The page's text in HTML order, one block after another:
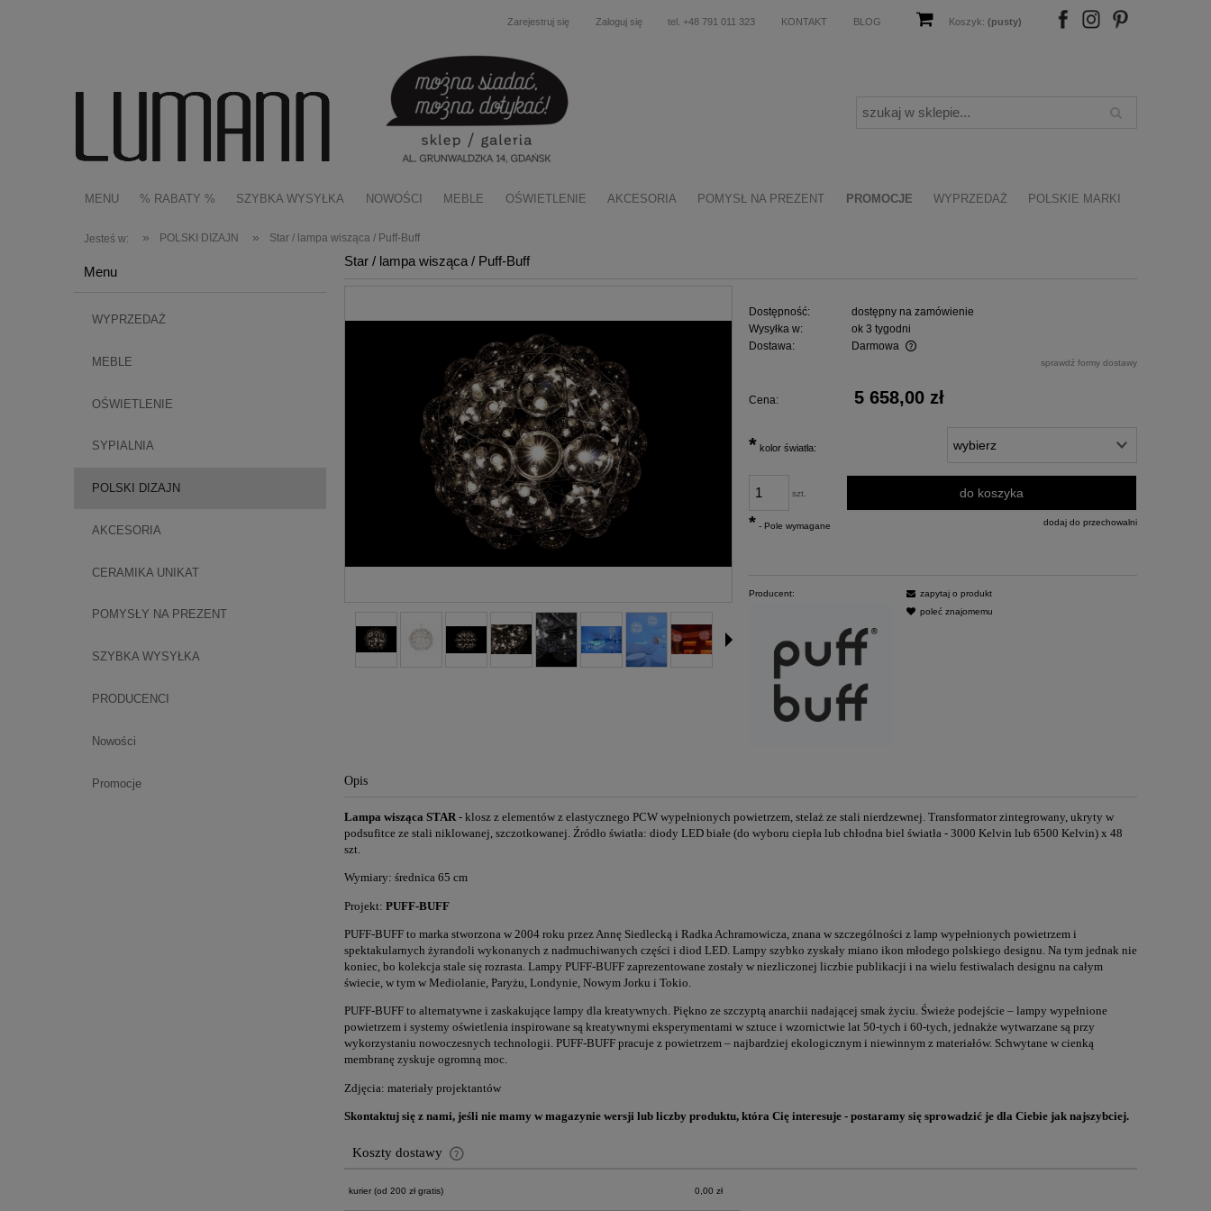
Zarejestruj się Zaloguj się tel. +48 791 011 323 KONTAKT BLOG Koszyk: (pusty) FB IN
MENU % RABATY % SZYBKA WYSYŁKA NOWOŚCI MEBLE OŚWIETLENIE AKCESORIA POMYSŁ NA PREZENT PROMOCJE WYPRZEDAŻ POLSKIE MARKI
Jesteś w: » POLSKI DIZAJN » Star / lampa wisząca / Puff-Buff
Menu
WYPRZEDAŻ
MEBLE
OŚWIETLENIE
SYPIALNIA
POLSKI DIZAJN
AKCESORIA
CERAMIKA UNIKAT
POMYSŁY NA PREZENT
SZYBKA WYSYŁKA
PRODUCENCI
Nowości
Promocje
Star / lampa wisząca / Puff-Buff
Dostępność:
dostępny na zamówienie
Wysyłka w:
ok 3 tygodni
Dostawa:
Darmowa
sprawdź formy dostawy
Cena: 5 658,00 zł
* kolor światła:
szt. do koszyka
dodaj do przechowalni
* - Pole wymagane
Producent:
zapytaj o produkt
poleć znajomemu
Opis
Lampa wisząca STAR- klosz z elementów z elastycznego PCW wypełnionych powietrzem, stelaż ze stali nierdzewnej. Transformator zintegrowany, ukryty w
podsufitce ze stali niklowanej, szczotkowanej. Źródło światła: diody LED białe (do wyboru ciepła lub chłodna biel światła - 3000 Kelvin lub 6500 Kelvin) x 48
szt.
Wymiary: średnica 65 cm
Projekt: PUFF-BUFF
PUFF-BUFF to marka stworzona w 2004 roku przez Annę Siedlecką i Radka Achramowicza, znana w szczególności z lamp wypełnionych powietrzem i
spektakularnych żyrandoli wykonanych z nadmuchiwanych części i diod LED. Lampy szybko zyskały miano ikon młodego polskiego designu. Na tym jednak nie
koniec, bo kolekcja stale się rozrasta. Lampy PUFF-BUFF zaprezentowane zostały w niezliczonej liczbie publikacji i na wielu festiwalach designu na całym
świecie, w tym w Mediolanie, Paryżu, Londynie, Nowym Jorku i Tokio.
PUFF-BUFF to alternatywne i zaskakujące lampy dla kreatywnych. Piękno ze szczyptą anarchii nadającej smak życiu. Świeże podejście – lampy wypełnione
powietrzem i systemy oświetlenia inspirowane są kreatywnymi eksperymentami w sztuce i wzornictwie lat 50-tych i 60-tych, jednakże wytwarzane są przy
wykorzystaniu nowoczesnych technologii. PUFF-BUFF pracuje z powietrzem – najbardziej ekologicznym i niewinnym z materiałów. Schwytane w cienką
membranę zyskuje ogromną moc.
Zdjęcia: materiały projektantów
Skontaktuj się z nami, jeśli nie mamy w magazynie wersji lub liczby produktu, która Cię interesuje - postaramy się sprowadzić je dla Ciebie jak najszybciej.
Koszty dostawy
kurier (od 200 zł gratis) 0,00 zł